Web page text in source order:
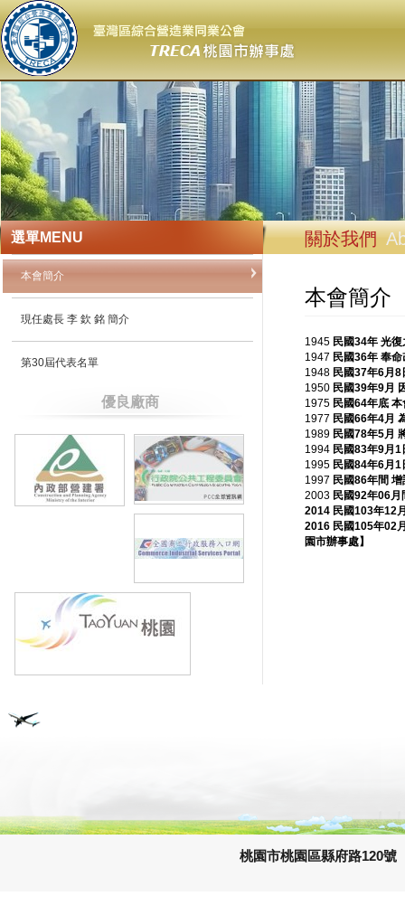
選單MENU
本會簡介
現任處長 李 欽 銘 簡介
第30屆代表名單
優良廠商
關於我們
本會簡介
1945 民國34年 光復
1947 民國36年 奉命
1948 民國37年6月
1950 民國39年9月
1975 民國64年底 本
1977 民國66年4月
1989 民國78年5月
1994 民國83年9月
1995 民國84年6月
1997 民國86年間 增
2003 民國92年06
2014 民國103年12
2016 民國105年02
園市辦事處】
桃園市桃園區縣府路120